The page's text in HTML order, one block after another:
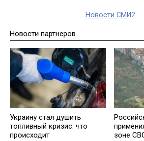
Новости СМИ2
Новости партнеров
Украину стал душить
топливный кризис: что
происходит
зоне